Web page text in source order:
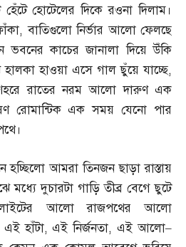
হোটেলের দিকে রওনা দিলাম।
,বাতিগুলো নির্ভার আলো ফেলছে
কাচের জানালা দিয়ে উঁকি
হাওয়া এসে গাল ছুঁয়ে যাচ্ছে,
রাতের নরম আলো দারুণ এক
রোমান্টিক এক সময় যেনো পার
হচ্ছিলো আমরা তিনজন ছাড়া রাস্তায়
দুচারটা গাড়ি তীব্র বেগে ছুটে
আলো রাজপথের আলো
হাঁটা,এই নির্জনতা,এই আলো–